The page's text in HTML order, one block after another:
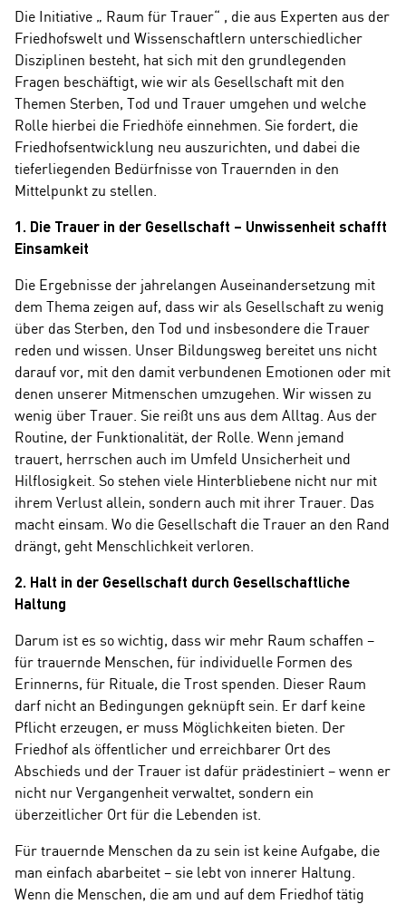
Die Initiative „ Raum für Trauer“ , die aus Experten aus der
Friedhofswelt und Wissenschaftlern unterschiedlicher
Disziplinen besteht, hat sich mit den grundlegenden
Fragen beschäftigt, wie wir als Gesellschaft mit den
Themen Sterben, Tod und Trauer umgehen und welche
Rolle hierbei die Friedhöfe einnehmen. Sie fordert, die
Friedhofsentwicklung neu auszurichten, und dabei die
tieferliegenden Bedürfnisse von Trauernden in den
Mittelpunkt zu stellen.
1. Die Trauer in der Gesellschaft – Unwissenheit schafft
Einsamkeit
Die Ergebnisse der jahrelangen Auseinandersetzung mit
dem Thema zeigen auf, dass wir als Gesellschaft zu wenig
über das Sterben, den Tod und insbesondere die Trauer
reden und wissen. Unser Bildungsweg bereitet uns nicht
darauf vor, mit den damit verbundenen Emotionen oder mit
denen unserer Mitmenschen umzugehen. Wir wissen zu
wenig über Trauer. Sie reißt uns aus dem Alltag. Aus der
Routine, der Funktionalität, der Rolle. Wenn jemand
trauert, herrschen auch im Umfeld Unsicherheit und
Hilflosigkeit. So stehen viele Hinterbliebene nicht nur mit
ihrem Verlust allein, sondern auch mit ihrer Trauer. Das
macht einsam. Wo die Gesellschaft die Trauer an den Rand
drängt, geht Menschlichkeit verloren.
2. Halt in der Gesellschaft durch Gesellschaftliche
Haltung
Darum ist es so wichtig, dass wir mehr Raum schaffen –
für trauernde Menschen, für individuelle Formen des
Erinnerns, für Rituale, die Trost spenden. Dieser Raum
darf nicht an Bedingungen geknüpft sein. Er darf keine
Pflicht erzeugen, er muss Möglichkeiten bieten. Der
Friedhof als öffentlicher und erreichbarer Ort des
Abschieds und der Trauer ist dafür prädestiniert – wenn er
nicht nur Vergangenheit verwaltet, sondern ein
überzeitlicher Ort für die Lebenden ist.
Für trauernde Menschen da zu sein ist keine Aufgabe, die
man einfach abarbeitet – sie lebt von innerer Haltung.
Wenn die Menschen, die am und auf dem Friedhof tätig